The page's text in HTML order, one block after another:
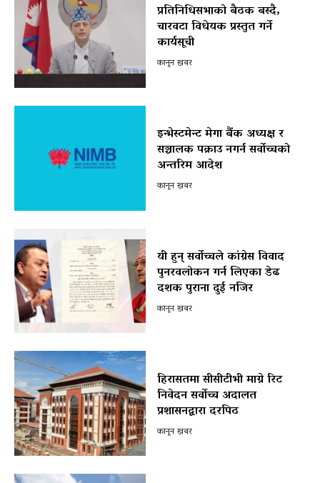
प्रतिनिधिसभाको बैठक बस्दै,
चारवटा विधेयक प्रस्तुत गर्ने
कार्यसूची
कानून खबर
इन्भेस्टमेन्ट मेगा बैंक अध्यक्ष र
सञ्चालक पक्राउ नगर्न सर्वोच्चको
अन्तरिम आदेश
कानून खबर
यी हुन् सर्वोच्चले कांग्रेस विवाद
पुनरवलोकन गर्न लिएका डेढ
दशक पुराना दुई नजिर
कानून खबर
हिरासतमा सीसीटीभी माग्ने रिट
निवेदन सर्वोच्च अदालत
प्रशासनद्वारा दरपिठ
कानून खबर